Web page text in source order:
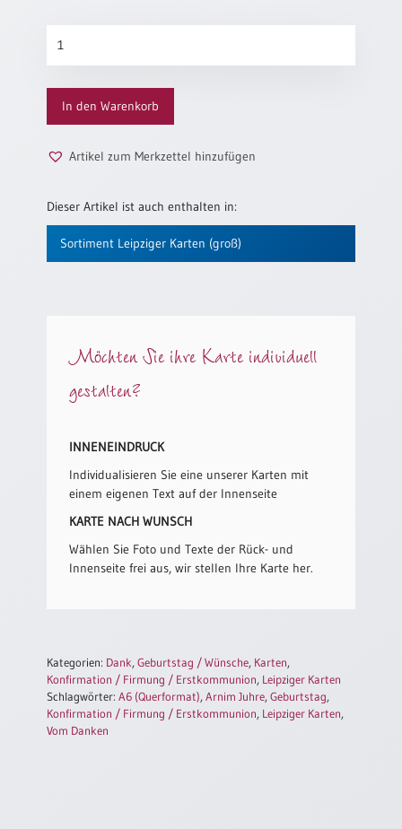
neutrale
Urkunden
PC-
Urkunden
Einzelposter
Restbestände
Restbestände
Danken
Menge
In den Warenkorb
Artikel zum Merkzettel hinzufügen
Dieser Artikel ist auch enthalten in:
Sortiment Leipziger Karten (groß)
Möchten Sie ihre Karte individuell
gestalten?
INNENEINDRUCK
Individualisieren Sie eine unserer Karten mit
einem eigenen Text auf der Innenseite
KARTE NACH WUNSCH
Wählen Sie Foto und Texte der Rück- und
Innenseite frei aus, wir stellen Ihre Karte her.
Kategorien: Dank,Geburtstag / Wünsche, Karten,
Konfirmation / Firmung / Erstkommunion, Leipziger Karten
Schlagwörter:A6 (Querformat),Arnim Juhre,Geburtstag,
Konfirmation / Firmung / Erstkommunion, Leipziger Karten,
Vom Danken